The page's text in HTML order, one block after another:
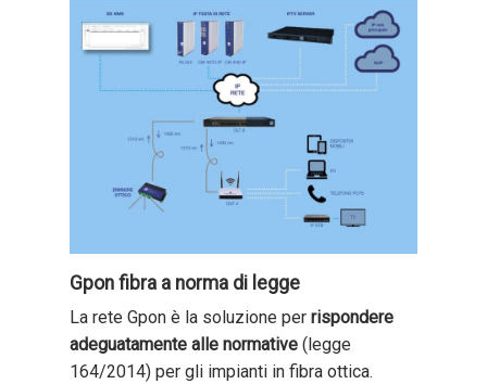
Gpon fibra a norma di legge
La rete Gpon è la soluzione per rispondere
adeguatamente alle normative (legge
164/2014) per gli impianti in fibra ottica.